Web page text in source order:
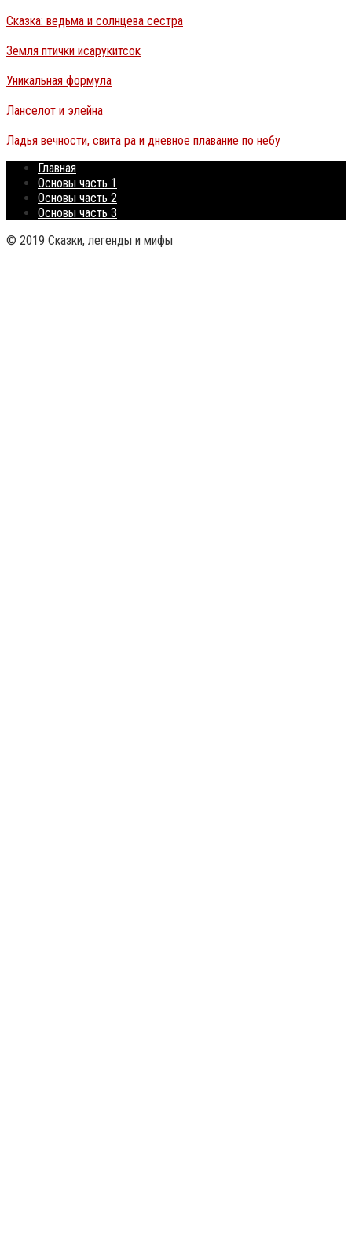
Сказка: ведьма и солнцева сестра
Земля птички исарукитсок
Уникальная формула
Ланселот и элейна
Ладья вечности, свита ра и дневное плавание по небу
Главная
Основы часть 1
Основы часть 2
Основы часть 3
© 2019 Сказки, легенды и мифы